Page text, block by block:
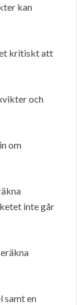
kan
kritiskt att
och
om
inte går
samt en